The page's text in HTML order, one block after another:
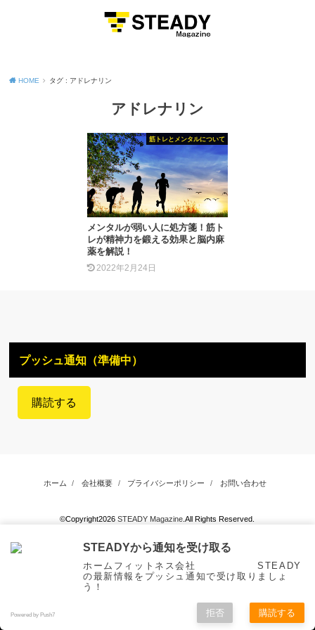
HOME タグ : アドレナリン
アドレナリン
筋トレとメンタルについて
メンタルが弱い人に処方箋！筋ト
レが精神力を鍛える効果と脳内麻
薬を解説！
2022年2月24日
プッシュ通知（準備中）
購読する
ホーム 会社概要 プライバシーポリシー お問い合わせ
©Copyright2026STEADY Magazine .All Rights Reserved.
STEADYから通知を受け取る
ホームフィットネス会社 STEADY
の最新情報をプッシュ通知で受け取りましょ
う！
Powered by Push7 拒否 購読する